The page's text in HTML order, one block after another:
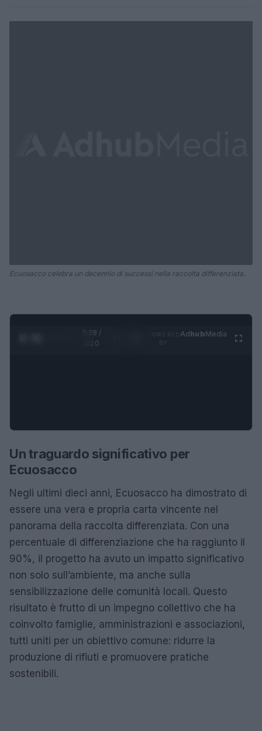
Ecuosacco celebra un decennio di successi nella raccolta differenziata.
0:29 /
1:20
AdhubMedia
Un traguardo significativo per
Ecuosacco
Negli ultimi dieci anni, Ecuosacco ha dimostrato di
essere una vera e propria carta vincente nel
panorama della raccolta differenziata. Con una
percentuale di differenziazione che ha raggiunto il
90%, il progetto ha avuto un impatto significativo
non solo sull’ambiente, ma anche sulla
sensibilizzazione delle comunità locali. Questo
risultato è frutto di un impegno collettivo che ha
coinvolto famiglie, amministrazioni e associazioni,
tutti uniti per un obiettivo comune: ridurre la
produzione di rifiuti e promuovere pratiche
sostenibili.